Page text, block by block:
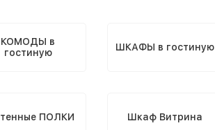
КОМОДЫ в
гостиную
ШКАФЫ в гостиную
ПОЛКИ Шкаф Витрина